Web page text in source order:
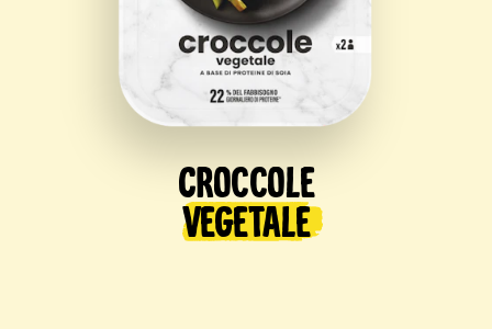
Croccole
Vegetale